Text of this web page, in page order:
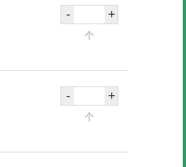
- +
个
- +
个